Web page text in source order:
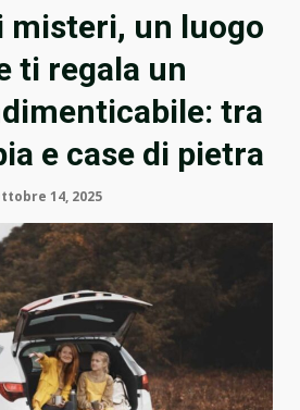
misteri, un luogo
ti regala un
tra
e case di pietra
14, 2025